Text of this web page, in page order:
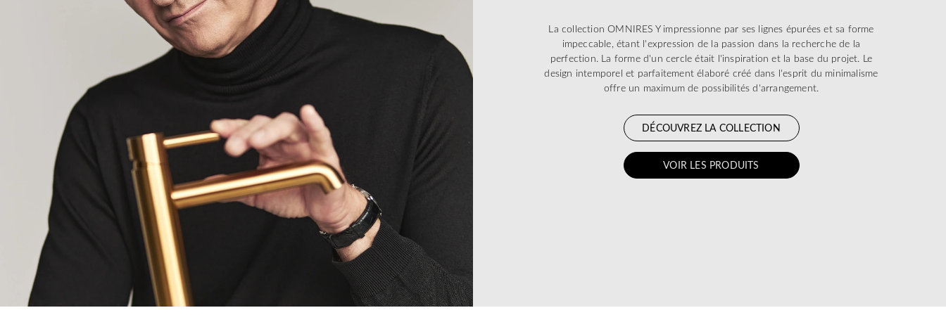
La collection OMNIRES Y impressionne par ses lignes épurées et sa forme
impeccable, étant l'expression de la passion dans la recherche de la
perfection. La forme d'un cercle était l'inspiration et la base du projet. Le
design intemporel et parfaitement élaboré créé dans l'esprit du minimalisme
offre un maximum de possibilités d'arrangement.
DÉCOUVREZ LA COLLECTION
VOIR LES PRODUITS